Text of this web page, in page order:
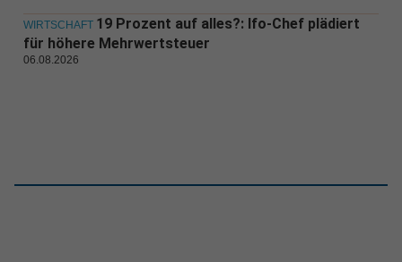
WIRTSCHAFT 19 Prozent auf alles?: Ifo-Chef plädiert
für höhere Mehrwertsteuer
06.08.2026